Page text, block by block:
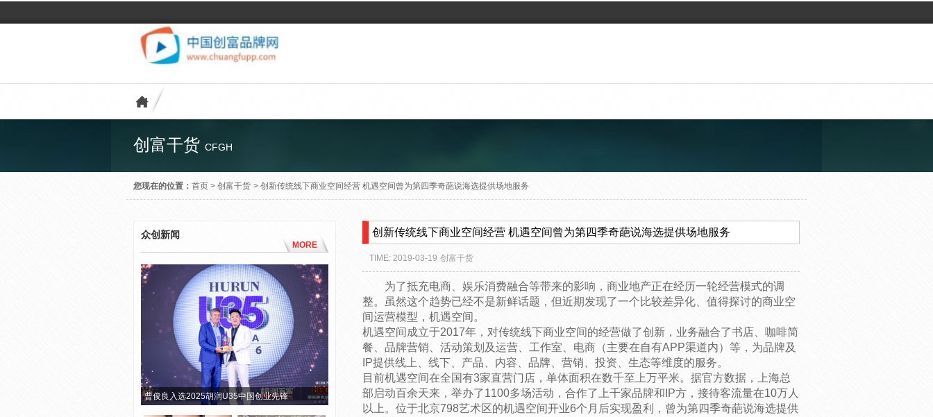
创富干货 CFGH
您现在的位置： 首页 > 创富干货 > 创新传统线下商业空间经营 机遇空间曾为第四季奇葩说海选提供场地服务
众创新闻
MORE
曹俊良入选2025胡润U35中国创业先锋
创新传统线下商业空间经营 机遇空间曾为第四季奇葩说海选提供场地服务
TIME: 2019-03-19 创富干货
为了抵充电商、娱乐消费融合等带来的影响，商业地产正在经历一轮经营模式的调
整。虽然这个趋势已经不是新鲜话题，但近期发现了一个比较差异化、值得探讨的商业空
间运营模型，机遇空间。
机遇空间成立于2017年，对传统线下商业空间的经营做了创新，业务融合了书店、咖啡简
餐、品牌营销、活动策划及运营、工作室、电商（主要在自有APP渠道内）等，为品牌及
IP提供线上、线下、产品、内容、品牌、营销、投资、生态等维度的服务。
目前机遇空间在全国有3家直营门店，单体面积在数千至上万平米。据官方数据，上海总
部启动百余天来，举办了1100多场活动，合作了上千家品牌和IP方，接待客流量在10万人
以上。位于北京798艺术区的机遇空间开业6个月后实现盈利，曾为第四季奇葩说海选提供